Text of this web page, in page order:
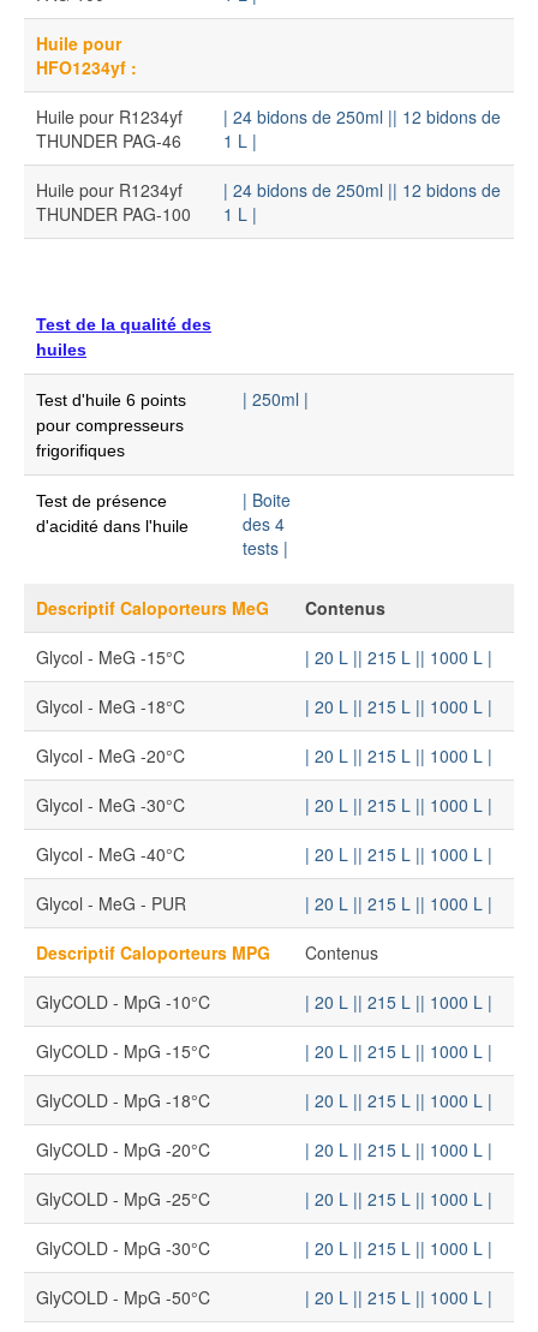
Huile pour
HFO1234yf :
Huile pour R1234yf
THUNDER PAG-46
| 24 bidons de 250ml || 12 bidons de
1 L |
Huile pour R1234yf
THUNDER PAG-100
| 24 bidons de 250ml || 12 bidons de
1 L |
Test de la qualité des
huiles
Test d'huile 6 points
pour compresseurs
frigorifiques
| 250ml |
Test de présence
d'acidité dans l'huile
| Boite
des 4
tests |
Descriptif Caloporteurs MeG Contenus
Glycol - MeG -15°C | 20 L || 215 L || 1000 L |
Glycol - MeG -18°C | 20 L || 215 L || 1000 L |
Glycol - MeG -20°C | 20 L || 215 L || 1000 L |
Glycol - MeG -30°C | 20 L || 215 L || 1000 L |
Glycol - MeG -40°C | 20 L || 215 L || 1000 L |
Glycol - MeG - PUR | 20 L || 215 L || 1000 L |
Descriptif Caloporteurs MPG Contenus
GlyCOLD - MpG -10°C | 20 L || 215 L || 1000 L |
GlyCOLD - MpG -15°C | 20 L || 215 L || 1000 L |
GlyCOLD - MpG -18°C | 20 L || 215 L || 1000 L |
GlyCOLD - MpG -20°C | 20 L || 215 L || 1000 L |
GlyCOLD - MpG -25°C | 20 L || 215 L || 1000 L |
GlyCOLD - MpG -30°C | 20 L || 215 L || 1000 L |
GlyCOLD - MpG -50°C | 20 L || 215 L || 1000 L |